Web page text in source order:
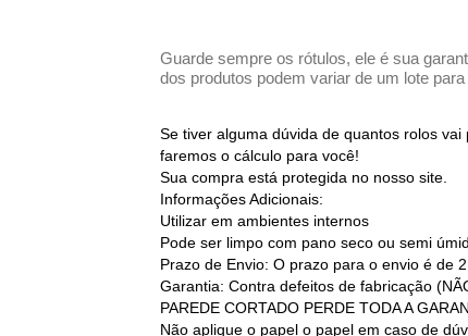
Guarde sempre os rótulos, ele é sua
dos produtos podem variar de um lote para
Se tiver alguma dúvida de quantos rolos
faremos o cálculo para você!
Sua compra está protegida no nosso site.
Informações Adicionais:
Utilizar em ambientes internos
Pode ser limpo com pano seco ou semi
Prazo de Envio: O prazo para o envio é de
Garantia: Contra defeitos de fabricação
PAREDE CORTADO PERDE TODA A
Não aplique o papel o papel em caso de